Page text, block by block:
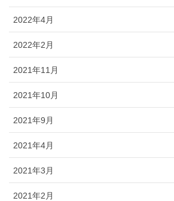
2022年4月
2022年2月
2021年11月
2021年10月
2021年9月
2021年4月
2021年3月
2021年2月